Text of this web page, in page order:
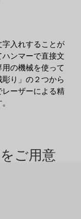
入れすることが
ンマーで直接文
の機械を使って
り」の２つから
ーザーによる精
ご用意